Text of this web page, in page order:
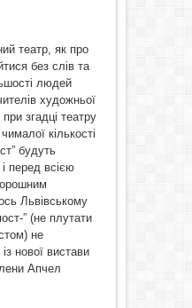
театр, як про
без слів та
людей
художньої
згадці театру
кількості
будуть
перед всією
Львівському
” (не плутати
не
нової вистави
Апчел